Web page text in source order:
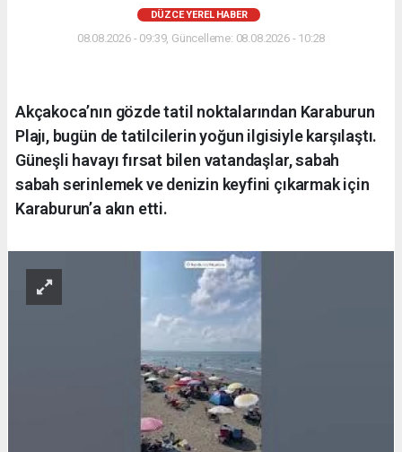
DÜZCE YEREL HABER
08.08.2026 - 09:39, Güncelleme: 08.08.2026 - 10:28
Akçakoca’nın gözde tatil noktalarından Karaburun
Plajı, bugün de tatilcilerin yoğun ilgisiyle karşılaştı.
Güneşli havayı fırsat bilen vatandaşlar, sabah
sabah serinlemek ve denizin keyfini çıkarmak için
Karaburun’a akın etti.